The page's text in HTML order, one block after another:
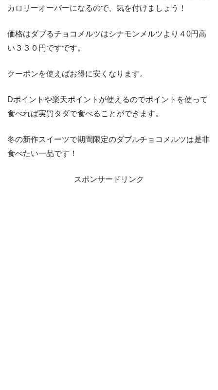
カロリーオーバーになるので、気を付けましょう！
価格はダブるチョコメルツはシナモンメルツより４0円高
い３３０円ですです。
クーポンを使えばお得に安くなります。
Dポイントや楽天ポイントが使えるのでポイントを使って
食べれば実質タダで食べることができます。
冬の新作スイーツで期間限定のダブルチョコメルツは是非
食べたい一品です！
スポンサードリンク